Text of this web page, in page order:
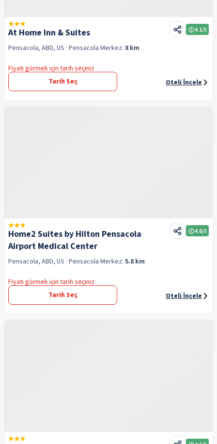
At Home Inn & Suites 4.1/5
Pensacola, ABD, US · Pensacola Merkez: 8 km
Fiyatı görmek için tarih seçiniz
Tarih Seç
Oteli İncele
Home2 Suites by Hilton Pensacola
Airport Medical Center
4.8/5
Pensacola, ABD, US · Pensacola Merkez: 5.8 km
Fiyatı görmek için tarih seçiniz
Tarih Seç
Oteli İncele